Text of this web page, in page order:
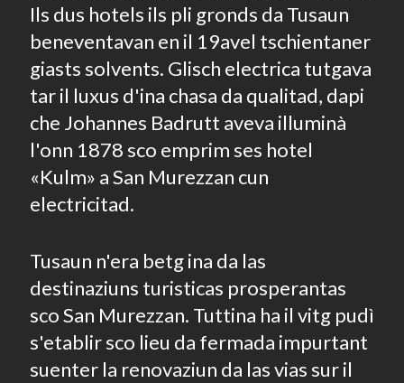
Ils dus hotels ils pli gronds da Tusaun
beneventavan en il 19avel tschientaner
giasts solvents. Glisch electrica tutgava
tar il luxus d'ina chasa da qualitad, dapi
che Johannes Badrutt aveva illuminà
l'onn 1878 sco emprim ses hotel
«Kulm» a San Murezzan cun
electricitad.
Tusaun n'era betg ina da las
destinaziuns turisticas prosperantas
sco San Murezzan. Tuttina ha il vitg pudì
s'etablir sco lieu da fermada impurtant
suenter la renovaziun da las vias sur il